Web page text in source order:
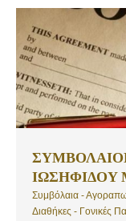
ΙΩΣΗΦΙΔΟΥ
Συμβόλαια -
Διαθήκες - Γονικές